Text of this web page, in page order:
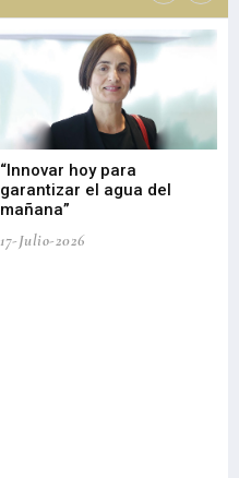
“Innovar hoy para
garantizar el agua del
mañana”
17-Julio-2026